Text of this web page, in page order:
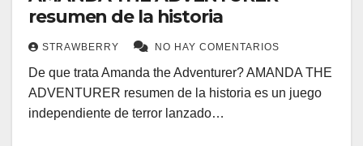
resumen de la historia
STRAWBERRY NO HAY COMENTARIOS
De que trata Amanda the Adventurer? AMANDA THE
ADVENTURER resumen de la historia es un juego
independiente de terror lanzado…